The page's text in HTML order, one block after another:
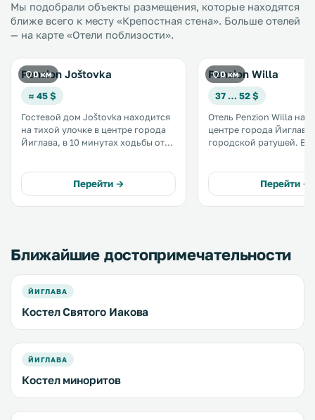
Мы подобрали объекты размещения, которые находятся
ближе всего к месту «Крепостная стена». Больше отелей
— на карте «Отели поблизости».
0 км
Penzion Joštovka
≈ 45 $
Гостевой дом Joštovka находится
на тихой улочке в центре города
Йиглава, в 10 минутах ходьбы от
также катакомб Йиглавы. .
Перейти →
0 км
Penzion Willa
37 … 52 $
Отель Penzion Willa
центре города Йиглава
городской ратушей. В номерах с
телевизор с
каналами. .
Перейти →
Ближайшие достопримечательности
ЙИГЛАВА
Костел Святого Иакова
ЙИГЛАВА
Костел миноритов